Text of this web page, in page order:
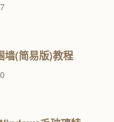
墙(简易版)教程